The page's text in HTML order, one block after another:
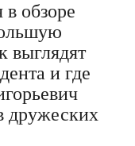
в обзоре
выглядят
и где
дружеских